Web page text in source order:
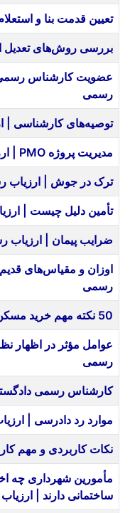
تعیین قدمت بنا و
بررسی روش‌های تعدیل
عضویت کارشناس
رسمی
توصیه‌های کارشناسی |
مديريت پروژه PMO | ارزیاب رسمی
ترک در جوش | ارزیاب
تأمین دلیل چیست |
ضرایب پیمان‌ | ارزیاب
اوزان و مقیاس‌های
رسمی
50 نکته مهم خرید مسکن | ارزیاب رسمی
عوامل مؤثر در اظهار
رسمی
کارشناس رسمی
موارد رد دادرسی |
نکات کاربردی و مهم
مأمورین شهرداری چه
ساختمانی دارند |